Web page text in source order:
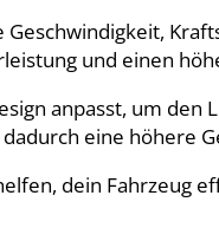
und einen
anpasst, um
eine höhere
dein Fahrzeug